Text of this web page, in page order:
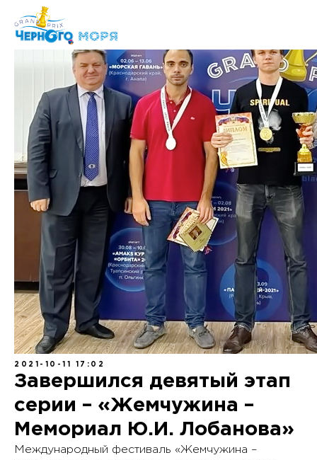
2021-10-11 17:02
Завершился девятый этап
серии – «Жемчужина –
Мемориал Ю.И. Лобанова»
Международный фестиваль «Жемчужина –